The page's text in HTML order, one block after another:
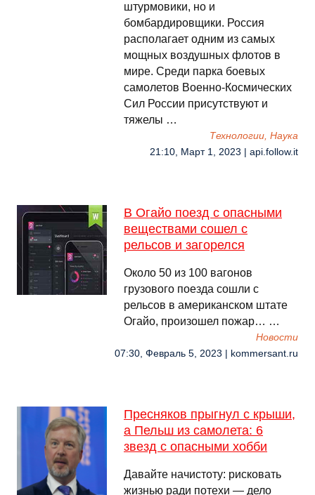
штурмовики, но и
бомбардировщики. Россия
располагает одним из самых
мощных воздушных флотов в
мире. Среди парка боевых
самолетов Военно-Космических
Сил России присутствуют и
тяжелы …
Технологии, Наука
21:10, Март 1, 2023 | api.follow.it
В Огайо поезд с опасными
веществами сошел с
рельсов и загорелся
Около 50 из 100 вагонов
грузового поезда сошли с
рельсов в американском штате
Огайо, произошел пожар… …
Новости
07:30, Февраль 5, 2023 | kommersant.ru
Пресняков прыгнул с крыши,
а Пельш из самолета: 6
звезд с опасными хобби
Давайте начистоту: рисковать
жизнью ради потехи — дело